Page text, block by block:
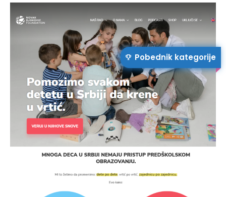
Pobednik kategorije